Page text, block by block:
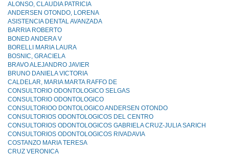
ALONSO, CLAUDIA PATRICIA
ANDERSEN OTONDO, LORENA
ASISTENCIA DENTAL AVANZADA
BARRIA ROBERTO
BONED ANDERA V
BORELLI MARIA LAURA
BOSNIC, GRACIELA
BRAVO ALEJANDRO JAVIER
BRUNO DANIELA VICTORIA
CALDELAR, MARIA MARTA RAFFO DE
CONSULTORIO ODONTOLOGICO SELGAS
CONSULTORIO ODONTOLOGlCO
CONSULTORIOO DONTOLOGICO ANDERSEN OTONDO
CONSULTORIOS ODONTOLOGICOS DEL CENTRO
CONSULTORIOS ODONTOLOGICOS GABRIELA CRUZ-JULlA SARICH
CONSULTORIOS ODONTOLOGICOS RIVADAVIA
COSTANZO MARIA TERESA
CRUZ VERONICA